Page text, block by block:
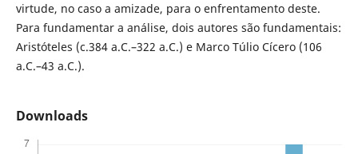
virtude, no caso a amizade, para o enfrentamento deste.
Para fundamentar a análise, dois autores são fundamentais:
Aristóteles (c.384 a.C.–322 a.C.) e Marco Túlio Cícero (106
a.C.–43 a.C.).
Downloads